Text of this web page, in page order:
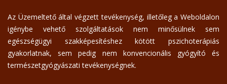
Az Üzemeltető által végzett tevékenység, illetőleg a Weboldalon
igénybe vehető szolgáltatások nem minősülnek sem
egészségügyi szakképesítéshez kötött pszichoterápiás
gyakorlatnak, sem pedig nem konvencionális gyógyító és
természetgyógyászati tevékenységnek.